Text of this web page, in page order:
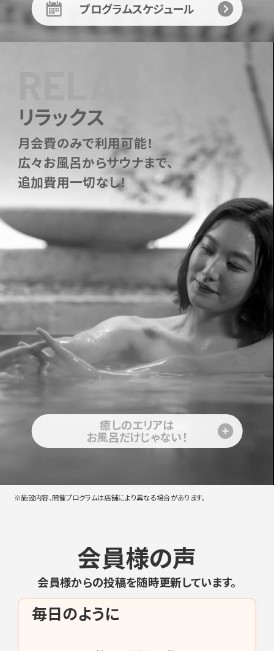
プログラムスケジュール
リラックス
月会費のみで利用可能！
広々お風呂からサウナまで、
追加費用一切なし！
癒しのエリアは
お風呂だけじゃない！
※施設内容、開催プログラムは店舗により異なる場合があります。
会員様の声
会員様からの投稿を随時更新しています。
毎日のように